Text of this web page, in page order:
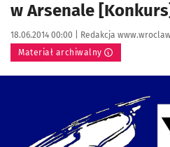
w Arsenale
Data publikacji:
18.06.2014 00:00 | Autor:
Redakcja
Materiał archiwalny